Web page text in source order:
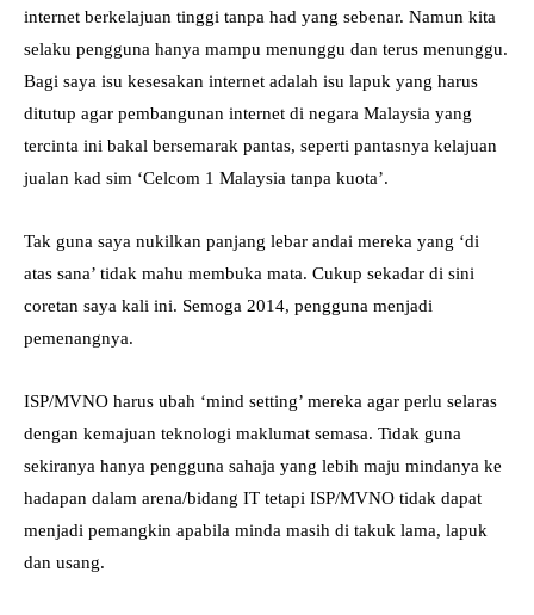
internet berkelajuan tinggi tanpa had yang sebenar. Namun kita
selaku pengguna hanya mampu menunggu dan terus menunggu.
Bagi saya isu kesesakan internet adalah isu lapuk yang harus
ditutup agar pembangunan internet di negara Malaysia yang
tercinta ini bakal bersemarak pantas, seperti pantasnya kelajuan
jualan kad sim ‘Celcom 1 Malaysia tanpa kuota’.
Tak guna saya nukilkan panjang lebar andai mereka yang ‘di
atas sana’ tidak mahu membuka mata. Cukup sekadar di sini
coretan saya kali ini. Semoga 2014, pengguna menjadi
pemenangnya.
ISP/MVNO harus ubah ‘mind setting’ mereka agar perlu selaras
dengan kemajuan teknologi maklumat semasa. Tidak guna
sekiranya hanya pengguna sahaja yang lebih maju mindanya ke
hadapan dalam arena/bidang IT tetapi ISP/MVNO tidak dapat
menjadi pemangkin apabila minda masih di takuk lama, lapuk
dan usang.